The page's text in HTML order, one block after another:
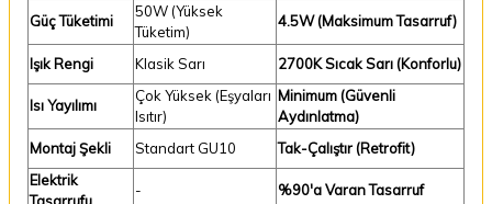
Güç Tüketimi
50W (Yüksek
Tüketim)
4.5W (Maksimum Tasarruf)
Işık Rengi Klasik Sarı 2700K Sıcak Sarı (Konforlu)
Isı Yayılımı
Çok Yüksek (Eşyaları
Isıtır)
Minimum (Güvenli
Aydınlatma)
Montaj Şekli
Standart GU10
Tak-Çalıştır (Retrofit)
Elektrik
Tasarrufu
- %90'a Varan Tasarruf